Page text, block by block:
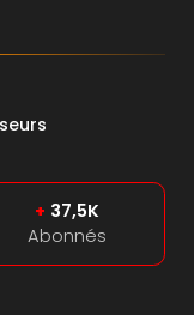
+ 37,5K
Abonnés